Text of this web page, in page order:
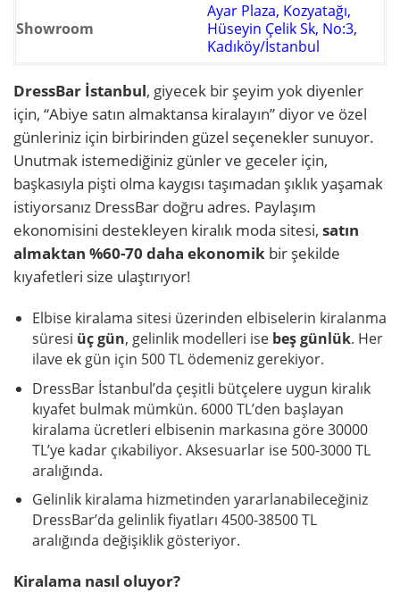
Showroom
Ayar Plaza, Kozyatağı,
Hüseyin Çelik Sk, No:3,
Kadıköy/İstanbul
DressBar İstanbul, giyecek bir şeyim yok diyenler
için, “Abiye satın almaktansa kiralayın” diyor ve özel
günleriniz için birbirinden güzel seçenekler sunuyor.
Unutmak istemediğiniz günler ve geceler için,
başkasıyla pişti olma kaygısı taşımadan şıklık yaşamak
istiyorsanız DressBar doğru adres. Paylaşım
ekonomisini destekleyen kiralık moda sitesi, satın
almaktan %60-70 daha ekonomik bir şekilde
kıyafetleri size ulaştırıyor!
Elbise kiralama sitesi üzerinden elbiselerin kiralanma
süresi üç gün, gelinlik modelleri ise beş günlük. Her
ilave ek gün için 500 TL ödemeniz gerekiyor.
DressBar İstanbul’da çeşitli bütçelere uygun kiralık
kıyafet bulmak mümkün. 6000 TL’den başlayan
kiralama ücretleri elbisenin markasına göre 30000
TL’ye kadar çıkabiliyor. Aksesuarlar ise 500-3000 TL
aralığında.
Gelinlik kiralama hizmetinden yararlanabileceğiniz
DressBar’da gelinlik fiyatları 4500-38500 TL
aralığında değişiklik gösteriyor.
Kiralama nasıl oluyor?